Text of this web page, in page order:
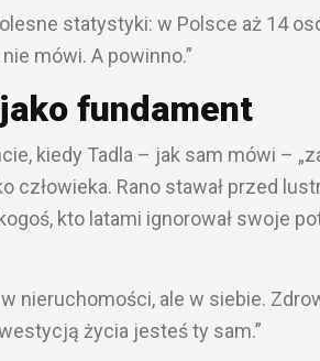
statystyki: w Polsce aż 14
mówi. A powinno.”
jako fundament
kiedy Tadla – jak sam mówi –
człowieka. Rano stawał przed
kto latami ignorował swoje
nieruchomości, ale w siebie.
życia jesteś ty sam.”